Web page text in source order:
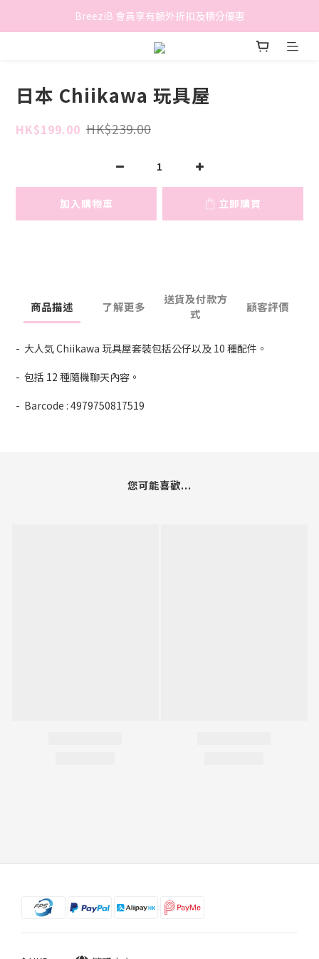
香港地區滿$500免費送貨 (離島區及偏遠地區除外)
BreeziB 會員享有額外折扣及積分優惠
香港地區滿$500免費送貨 (離島區及偏遠地區除外)
日本 Chiikawa 玩具屋
HK$199.00 HK$239.00
加入購物車 立即購買
商品描述 了解更多
送貨及付款方
式
顧客評價
- 大人気 Chiikawa 玩具屋套裝包括公仔以及 10 種配件。
- 包括 12 種隨機聊天內容。
- Barcode : 4979750817519
您可能喜歡...